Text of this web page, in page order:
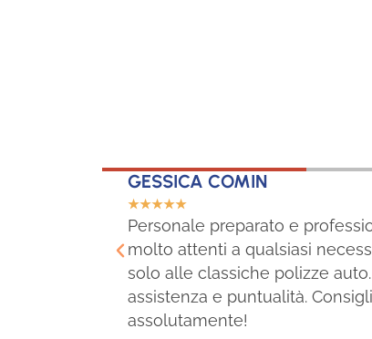
GESSICA COMIN
☆☆☆☆☆
Personale preparato e
molto attenti a qualsiasi
solo alle classiche polizze
assistenza e puntualità.
assolutamente!